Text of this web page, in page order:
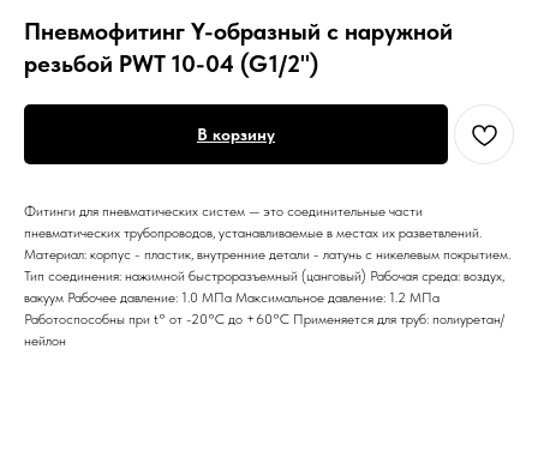
Пневмофитинг Y-образный с наружной
резьбой PWT 10-04 (G1/2")
В корзину
Фитинги для пневматических систем — это соединительные части
пневматических трубопроводов, устанавливаемые в местах их разветвлений.
Материал: корпус - пластик, внутренние детали - латунь с никелевым покрытием.
Тип соединения: нажимной быстроразъемный (цанговый) Рабочая среда: воздух,
вакуум Рабочее давление: 1.0 МПа Максимальное давление: 1.2 МПа
Работоспособны при t° от -20°С до +60°С Применяется для труб: полиуретан/
нейлон